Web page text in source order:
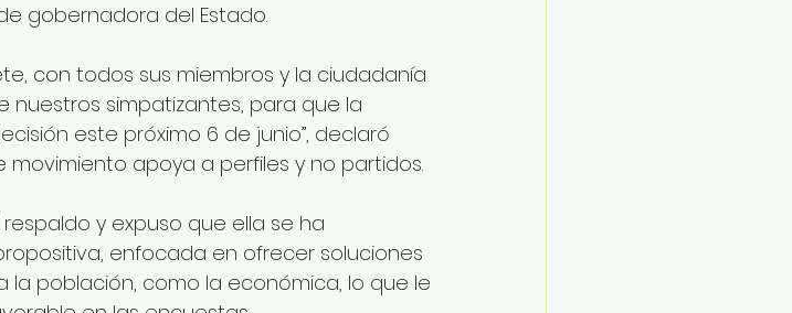
gobernadora del Estado.
con todos sus miembros y la ciudadanía
nuestros simpatizantes, para que la
este próximo 6 de junio”, declaró
apoya a perfiles y no partidos.
y expuso que ella se ha
enfocada en ofrecer soluciones
población, como la económica, lo que le